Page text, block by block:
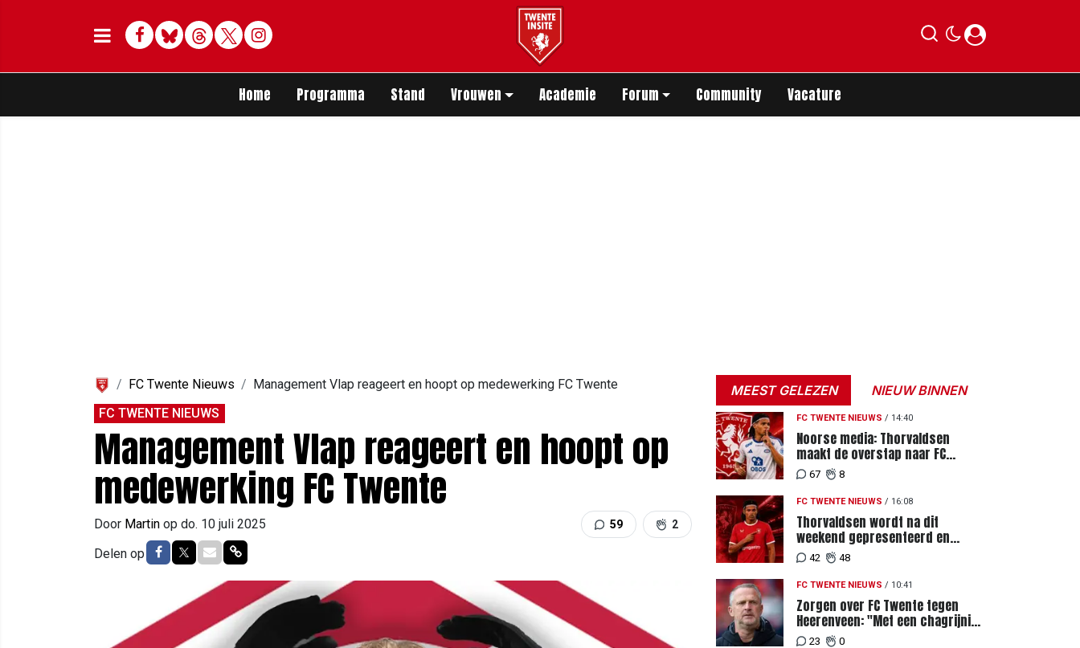
Facebook
BlueskyThreadsTwitterDelen op Whatsapp
Home Programma Stand Vrouwen Academie Forum Community Vacature
FC Twente Nieuws
Management Vlap reageert en hoopt op medewerking FC Twente
FC TWENTE NIEUWS
Management Vlap reageert en hoopt op
medewerking FC Twente
Door Martin op do. 10 juli 2025 59 2
Delen op Delen op Facebook
Delen op Twitter
Delen via Mail
Delen via link
MEEST GELEZEN NIEUW BINNEN
FC TWENTE NIEUWS / 14:40
Noorse media: Thorvaldsen
maakt de overstap naar FC
Twente
67 8
FC TWENTE NIEUWS / 16:08
Thorvaldsen wordt na dit
weekend gepresenteerd en
tekent meerjarig contract bij FC
Twente
42 48
FC TWENTE NIEUWS / 10:41
Zorgen over FC Twente tegen
Heerenveen: "Met een chagrijnig
gevoel richting Slowakije"
23 0